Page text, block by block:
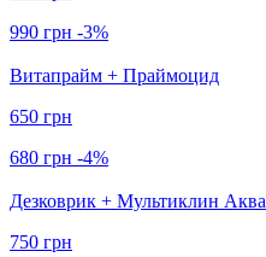
990 грн -3%
Витапрайм + Праймоцид
650 грн
680 грн -4%
Дезковрик + Мультиклин Аква
750 грн